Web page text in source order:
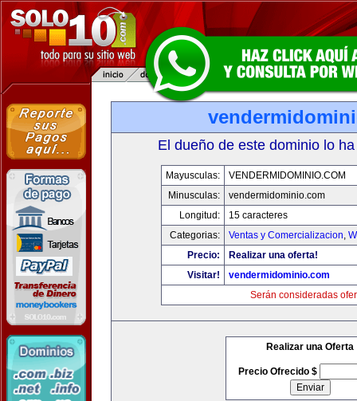
El dueño de este dominio lo
Mayusculas:
VENDERMIDOMINIO.COM
Minusculas:
vendermidominio.com
Longitud:
15 caracteres
Categorias:
Ventas y Comercializacion,
Precio:
Realizar una oferta!
Visitar!
vendermidominio.com
Serán consideradas
Realizar una Oferta
Precio Ofrecido $